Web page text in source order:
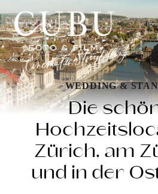
Inhalt
springen
WEDDING &
Die
Zürich, am
und in der